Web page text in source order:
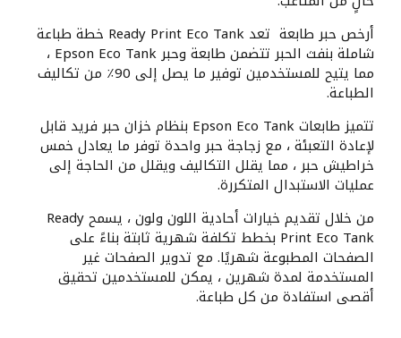
أرخص حبر طابعة تعد Ready Print Eco Tank خطة طباعة
شاملة بنفث الحبر تتضمن طابعة وحبر Epson Eco Tank ،
مما يتيح للمستخدمين توفير ما يصل إلى 90٪ من تكاليف
الطباعة.
تتميز طابعات Epson Eco Tank بنظام خزان حبر فريد قابل
لإعادة التعبئة ، مع زجاجة حبر واحدة توفر ما يعادل خمس
خراطيش حبر ، مما يقلل التكاليف ويقلل من الحاجة إلى
عمليات الاستبدال المتكررة.
من خلال تقديم خيارات أحادية اللون ولون ، يسمح Ready
Print Eco Tank بخطط تكلفة شهرية ثابتة بناءً على
الصفحات المطبوعة شهريًا. مع تدوير الصفحات غير
المستخدمة لمدة شهرين ، يمكن للمستخدمين تحقيق
أقصى استفادة من كل طباعة.